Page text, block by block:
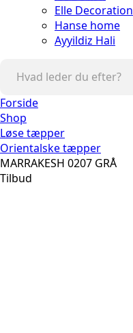
Elle Decoration
Hanse home
Ayyildiz Hali
Forside
Shop
Løse tæpper
Orientalske tæpper
MARRAKESH 0207 GRÅ
Tilbud